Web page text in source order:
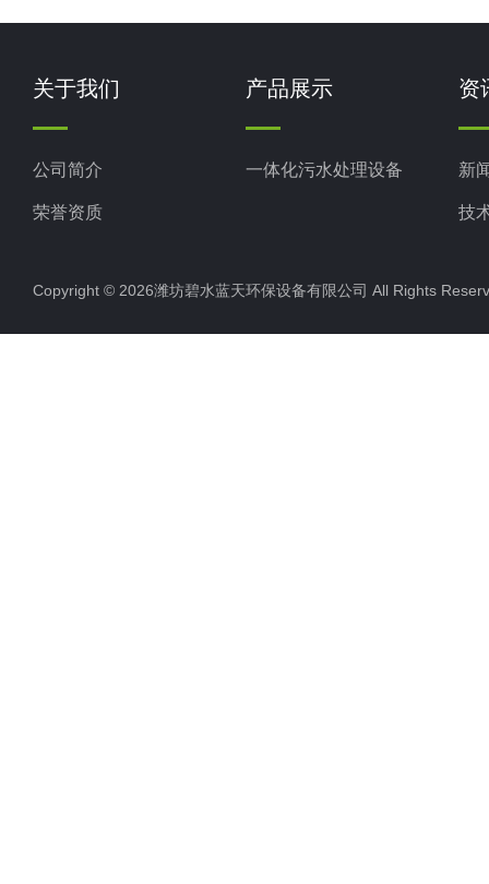
关于我们
公司简介
荣誉资质
产品展示
一体化污水处理设备
资
新
技
Copyright © 2026潍坊碧水蓝天环保设备有限公司 All Rights